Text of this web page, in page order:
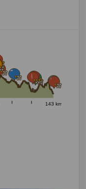
143 km